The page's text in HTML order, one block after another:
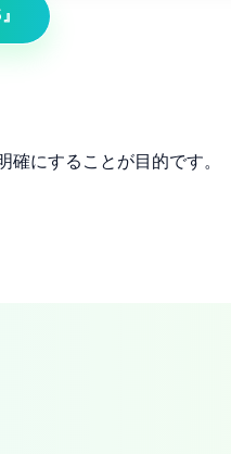
にすることが目的です。